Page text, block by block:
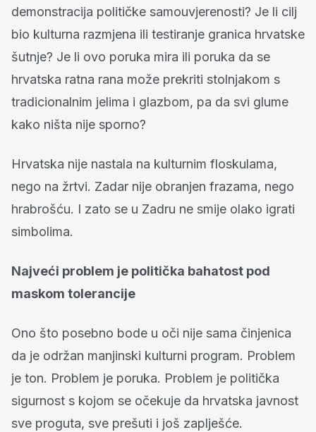
demonstracija političke samouvjerenosti? Je li cilj
bio kulturna razmjena ili testiranje granica hrvatske
šutnje? Je li ovo poruka mira ili poruka da se
hrvatska ratna rana može prekriti stolnjakom s
tradicionalnim jelima i glazbom, pa da svi glume
kako ništa nije sporno?
Hrvatska nije nastala na kulturnim floskulama,
nego na žrtvi. Zadar nije obranjen frazama, nego
hrabrošću. I zato se u Zadru ne smije olako igrati
simbolima.
Najveći problem je politička bahatost pod
maskom tolerancije
Ono što posebno bode u oči nije sama činjenica
da je održan manjinski kulturni program. Problem
je ton. Problem je poruka. Problem je politička
sigurnost s kojom se očekuje da hrvatska javnost
sve proguta, sve prešuti i još zaplješće.